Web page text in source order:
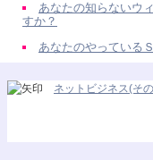
あなたの知らないウ
すか？
あなたのやっている
ネットビジネス(そ